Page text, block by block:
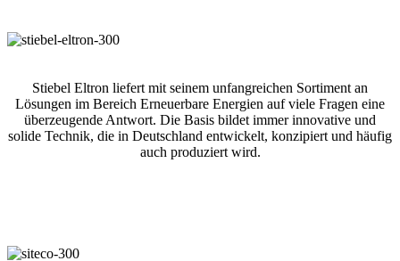
Stiebel Eltron liefert mit seinem unfangreichen Sortiment an
Lösungen im Bereich Erneuerbare Energien auf viele Fragen eine
überzeugende Antwort. Die Basis bildet immer innovative und
solide Technik, die in Deutschland entwickelt, konzipiert und häufig
auch produziert wird.